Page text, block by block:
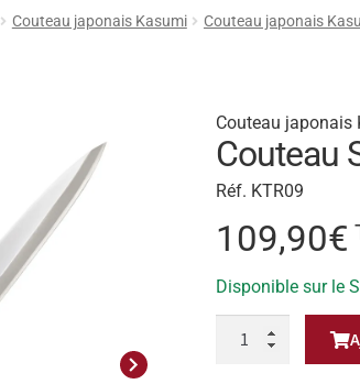
Générales de Vente Contact
Revue de presse
Couteau japonais Kasumi Couteau japonais
Next
Couteau japonais
Couteau
Réf. KTR09
109,90€
Disponible sur le